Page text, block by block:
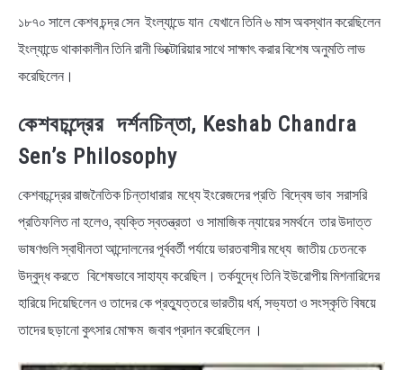
১৮৭০ সালে কেশব চন্দ্র সেন ইংল্যান্ডে যান যেখানে তিনি ৬ মাস অবস্থান করেছিলেন
ইংল্যান্ডে থাকাকালীন তিনি রানী ভিক্টোরিয়ার সাথে সাক্ষাৎ করার বিশেষ অনুমতি লাভ
করেছিলেন।
কেশবচন্দ্রের দর্শনচিন্তা, Keshab Chandra
Sen’s Philosophy
কেশবচন্দ্রের রাজনৈতিক চিন্তাধারার মধ্যে ইংরেজদের প্রতি বিদ্বেষ ভাব সরাসরি
প্রতিফলিত না হলেও, ব্যক্তি স্বতন্ত্রতা ও সামাজিক ন্যায়ের সমর্থনে তার উদাত্ত
ভাষণগুলি স্বাধীনতা আন্দোলনের পূর্ববর্তী পর্যায়ে ভারতবাসীর মধ্যে জাতীয় চেতনকে
উদ্বুদ্ধ করতে বিশেষভাবে সাহায্য করেছিল। তর্কযুদ্ধে তিনি ইউরোপীয় মিশনারিদের
হারিয়ে দিয়েছিলেন ও তাদের কে প্রত্যুত্তরে ভারতীয় ধর্ম, সভ্যতা ও সংস্কৃতি বিষয়ে
তাদের ছড়ানো কুৎসার মোক্ষম জবাব প্রদান করেছিলেন ।